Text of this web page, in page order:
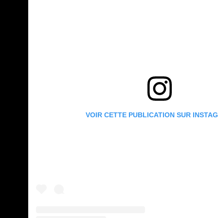
VOIR CETTE PUBLICATION SUR